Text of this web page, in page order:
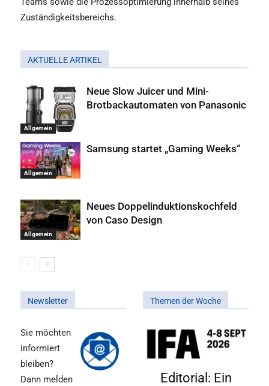
Zuständigkeitsbereichs.
AKTUELLE ARTIKEL
Allgemein
Neue Slow Juicer und Mini-
Brotbackautomaten von Panasonic
Allgemein
Samsung startet „Gaming Weeks“
Allgemein
Neues Doppelinduktionskochfeld
von Caso Design
Newsletter
Sie möchten
informiert
bleiben?
Dann melden
Themen der Woche
Editorial: Ein